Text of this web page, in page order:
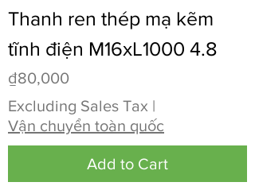
Thanh ren thép mạ kẽm
tĩnh điện M16xL1000 4.8
Price
₫80,000
Excluding Sales Tax |
Vận chuyển toàn quốc
Add to Cart